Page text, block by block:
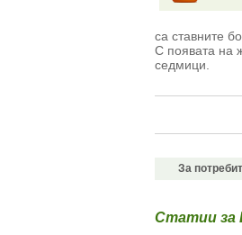
са ставните
С появата на
седмици.
За
Статии за